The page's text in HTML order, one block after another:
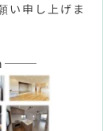
い申し上げま